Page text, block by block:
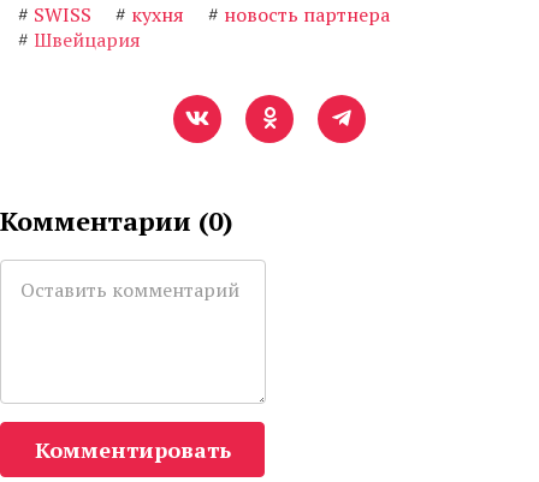
# SWISS # кухня # новость партнера
# Швейцария
Комментарии (0)
Комментировать